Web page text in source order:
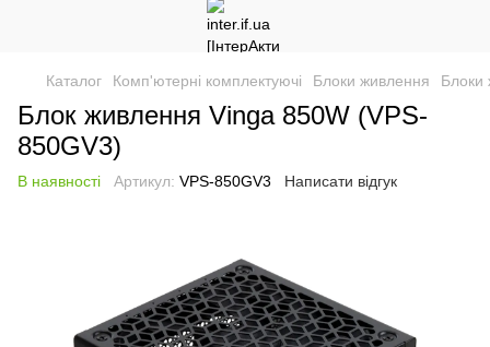
Каталог Комп'ютерні комплектуючі Блоки живлення Блоки
Блок живлення Vinga 850W (VPS-
850GV3)
В наявності Артикул: VPS-850GV3 Написати відгук